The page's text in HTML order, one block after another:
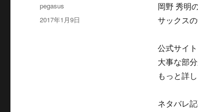
岡野 秀明
サックス
公式サイ
大事な部
もっと詳
ネタバレ
投
稿
pegasus
投
2017年1月9日